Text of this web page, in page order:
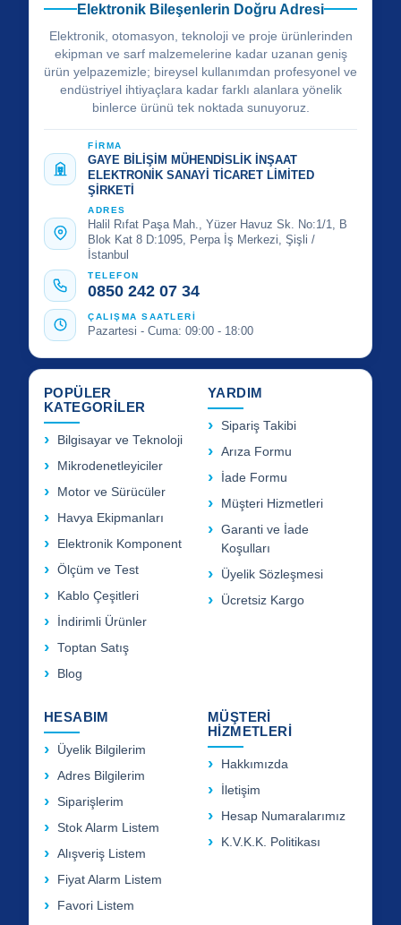
Elektronik Bileşenlerin Doğru Adresi
Elektronik, otomasyon, teknoloji ve proje ürünlerinden
ekipman ve sarf malzemelerine kadar uzanan geniş
ürün yelpazemizle; bireysel kullanımdan profesyonel ve
endüstriyel ihtiyaçlara kadar farklı alanlara yönelik
binlerce ürünü tek noktada sunuyoruz.
FİRMA
GAYE BİLİŞİM MÜHENDİSLİK İNŞAAT
ELEKTRONİK SANAYİ TİCARET LİMİTED
ŞİRKETİ
ADRES
Halil Rıfat Paşa Mah., Yüzer Havuz Sk. No:1/1, B
Blok Kat 8 D:1095, Perpa İş Merkezi, Şişli /
İstanbul
TELEFON
0850 242 07 34
ÇALIŞMA SAATLERİ
Pazartesi - Cuma: 09:00 - 18:00
POPÜLER
KATEGORİLER
Bilgisayar ve Teknoloji
Mikrodenetleyiciler
Motor ve Sürücüler
Havya Ekipmanları
Elektronik Komponent
Ölçüm ve Test
Kablo Çeşitleri
İndirimli Ürünler
Toptan Satış
Blog
YARDIM
Sipariş Takibi
Arıza Formu
İade Formu
Müşteri Hizmetleri
Garanti ve İade
Koşulları
Üyelik Sözleşmesi
Ücretsiz Kargo
HESABIM
Üyelik Bilgilerim
Adres Bilgilerim
Siparişlerim
Stok Alarm Listem
Alışveriş Listem
Fiyat Alarm Listem
Favori Listem
MÜŞTERİ
HİZMETLERİ
Hakkımızda
İletişim
Hesap Numaralarımız
K.V.K.K. Politikası